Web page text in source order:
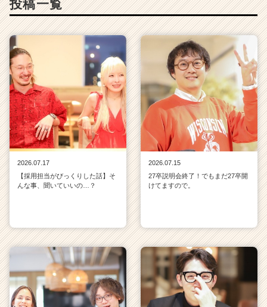
投稿一覧
2026.07.17
【採用担当がびっくりした話】そ
んな事、聞いていいの…？
2026.07.15
27卒説明会終了！でもまだ27卒開
けてますので。